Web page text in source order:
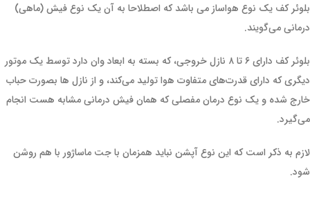
بلوئر کف یک نوع هواساز می باشد که اصطلاحا به آن یک نوع فیش (ماهی)
درمانی می‌گویند.
بلوئر کف دارای ۶ تا ۸ نازل خروجی، که بسته به ابعاد وان دارد توسط یک موتور
دیگری که دارای قدرت‌های متفاوت هوا تولید می‌کند، و از نازل ها بصورت حباب
خارج شده و یک نوع درمان مفصلی که همان فیش درمانی مشابه هست انجام
می‌گیرد.
لازم به ذکر است که این نوع آپشن نباید همزمان با جت ماساژور با هم روشن
شود.